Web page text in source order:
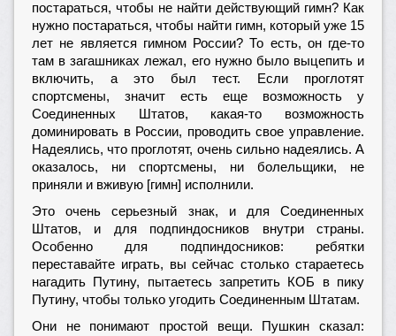
постараться, чтобы не найти действующий гимн? Как
нужно постараться, чтобы найти гимн, который уже 15
лет не является гимном России? То есть, он где-то
там в загашниках лежал, его нужно было выцепить и
включить, а это был тест. Если проглотят
спортсмены, значит есть еще возможность у
Соединенных Штатов, какая-то возможность
доминировать в России, проводить свое управление.
Надеялись, что проглотят, очень сильно надеялись. А
оказалось, ни спортсмены, ни болельщики, не
приняли и вживую [гимн] исполнили.
Это очень серьезный знак, и для Соединенных
Штатов, и для подпиндосников внутри страны.
Особенно для подпиндосников: ребятки
переставайте играть, вы сейчас столько стараетесь
нагадить Путину, пытаетесь запретить КОБ в пику
Путину, чтобы только угодить Соединенным Штатам.
Они не понимают простой вещи. Пушкин сказал: